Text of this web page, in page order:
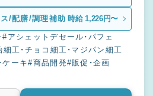
/配膳/調理補助 時給 1,226円〜
#アシェットデセール・パフェ
細工・チョコ細工・マジパン細工
ケーキ#商品開発#販促・企画